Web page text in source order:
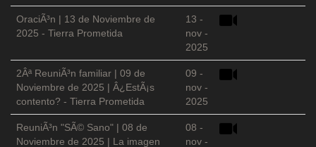
OraciÃ³n | 13 de Noviembre de
2025 - Tierra Prometida
13 -
nov -
2025
2Âª ReuniÃ³n familiar | 09 de
Noviembre de 2025 | Â¿EstÃ¡s
contento? - Tierra Prometida
09 -
nov -
2025
ReuniÃ³n "SÃ© Sano" | 08 de
Noviembre de 2025 | La imagen
08 -
nov -